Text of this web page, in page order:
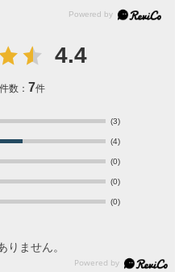
4.4
数： 7件
(3)
(4)
(0)
(0)
(0)
りません。